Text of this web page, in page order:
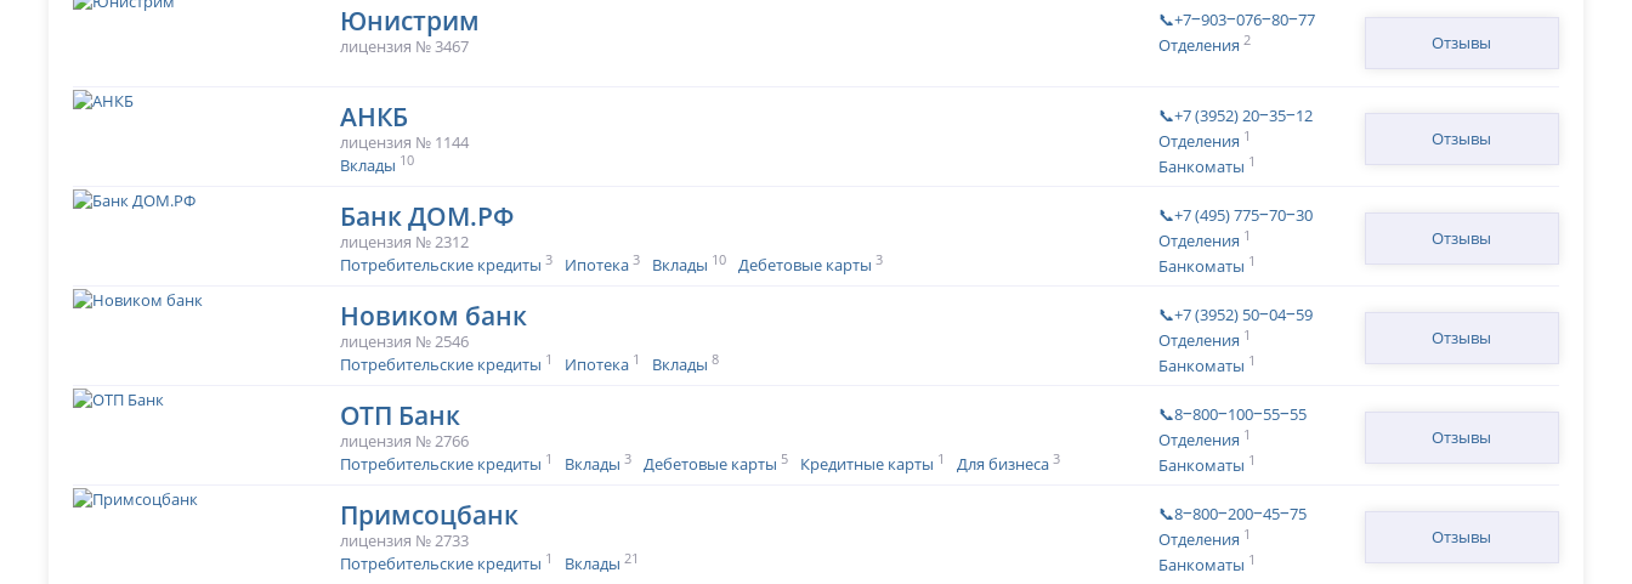
Юнистрим
лицензия № 3467
📞+7‒903‒076‒80‒77
Отделения 2 Отзывы
АНКБ
лицензия № 1144
Вклады 10
📞+7 (3952) 20‒35‒12
Отделения 1
Банкоматы 1
Отзывы
Банк ДОМ.РФ
лицензия № 2312
Потребительские кредиты 3 Ипотека 3 Вклады 10 Дебетовые карты 3
📞+7 (495) 775‒70‒30
Отделения 1
Банкоматы 1
Отзывы
Новиком банк
лицензия № 2546
Потребительские кредиты 1 Ипотека 1 Вклады 8
📞+7 (3952) 50‒04‒59
Отделения 1
Банкоматы 1
Отзывы
ОТП Банк
лицензия № 2766
Потребительские кредиты 1 Вклады 3 Дебетовые карты 5 Кредитные карты 1 Для бизнеса 3
📞8‒800‒100‒55‒55
Отделения 1
Банкоматы 1
Отзывы
Примсоцбанк
лицензия № 2733
Потребительские кредиты 1 Вклады 21
📞8‒800‒200‒45‒75
Отделения 1
Банкоматы 1
Отзывы